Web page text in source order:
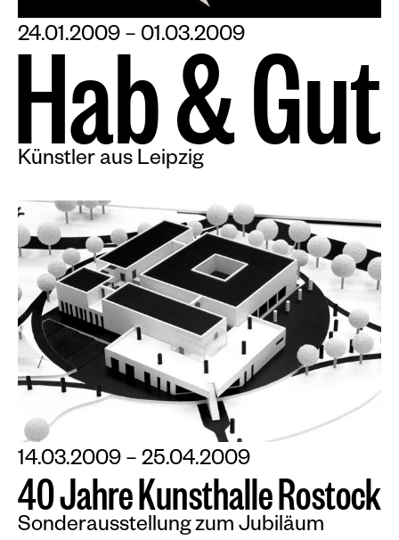
24.01.2009 – 01.03.2009
Hab&Gut
Künstler aus Leipzig
14.03.2009 – 25.04.2009
40JahreKunsthalleRostock
Sonderausstellung zum Jubiläum